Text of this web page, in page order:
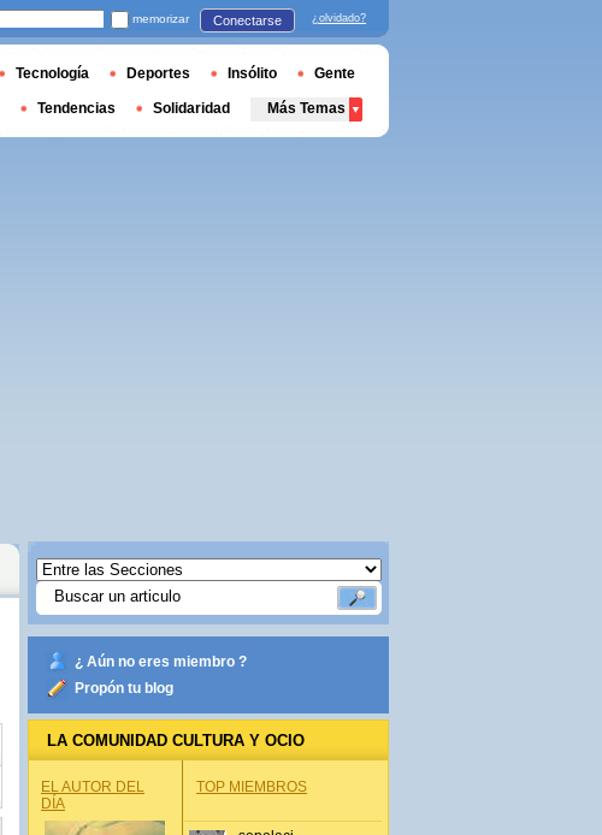
¿ Aún no eres miembro ?
Propón tu blog
LA COMUNIDAD CULTURA Y OCIO
EL AUTOR DEL
DÍA
TOP MIEMBROS
memorizar Conectarse ¿olvidado?
Tecnología Deportes Insólito Gente
Tendencias Solidaridad Más Temas